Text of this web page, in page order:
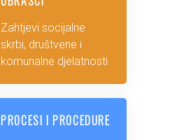
Zahtjevi socijalne
skrbi, društvene i
komunalne djelatnosti
PROCESI I PROCEDURE